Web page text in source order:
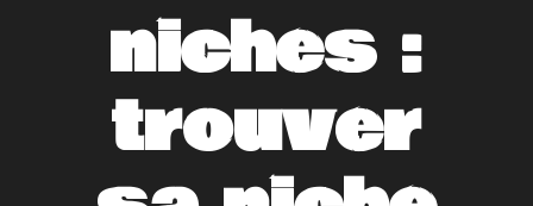
niches :
trouver